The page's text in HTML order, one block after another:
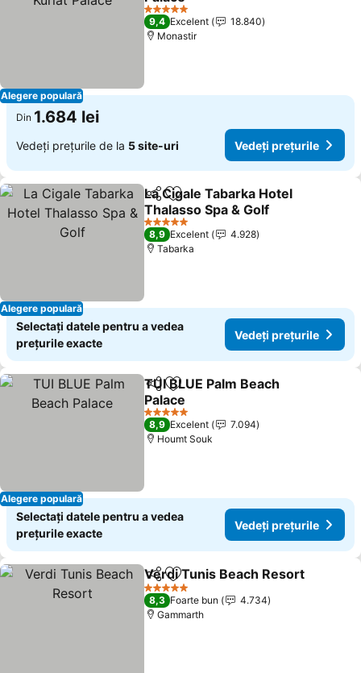
Alegere populară
Vedeți prețurile
5 Stele
9,4 Excelent
18.840
Monastir
Din 1.684 lei
Vedeți prețurile de la 5 site-uri Vedeți prețurile
Alegere populară
DistribuițiAdăugaţi la favorite
La Cigale Tabarka Hotel
Thalasso Spa & Golf
Vedeți prețurile
5 Stele
8,9 Excelent
4.928
Tabarka
Selectați datele pentru a vedea
prețurile exacte
Vedeți prețurile
Alegere populară
DistribuițiAdăugaţi la favorite
TUI BLUE Palm Beach
Palace
Vedeți prețurile
5 Stele
8,9 Excelent
7.094
Houmt Souk
Selectați datele pentru a vedea
prețurile exacte
Vedeți prețurile
DistribuițiAdăugaţi la favorite
Verdi Tunis Beach Resort
5 Stele
8,3 Foarte bun
4.734
Gammarth